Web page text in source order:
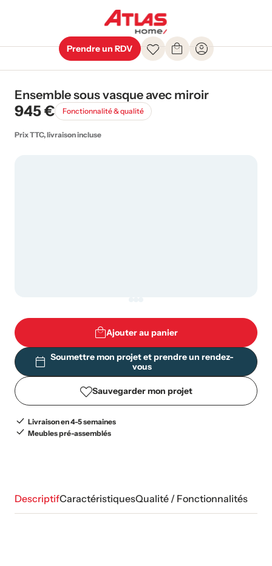
Prendre un RDV
Ensemble sous vasque avec miroir
945 € Fonctionnalité & qualité
Prix TTC, livraison incluse
Ajouter au panier
Soumettre mon projet et prendre un rendez-
vous
Sauvegarder mon projet
Livraison en 4-5 semaines
Meubles pré-assemblés
DescriptifCaractéristiquesQualité / Fonctionnalités